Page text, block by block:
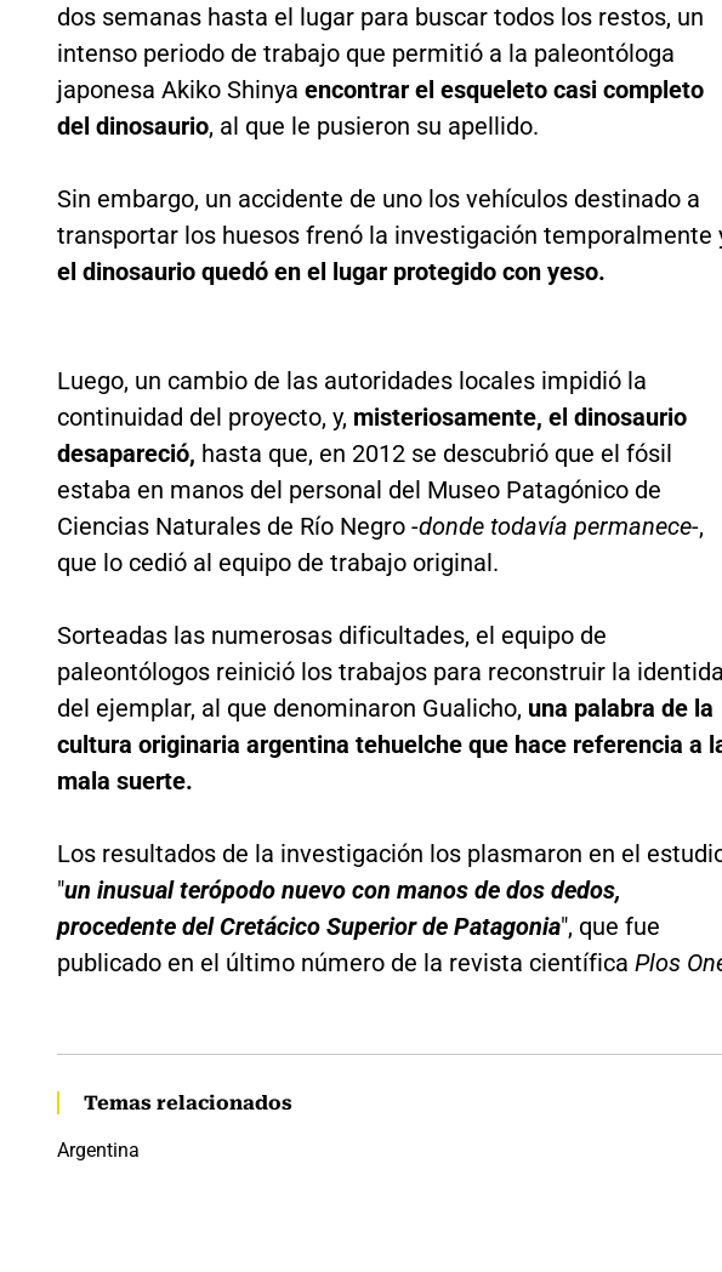
dos semanas hasta el lugar para buscar todos los restos, un
intenso periodo de trabajo que permitió a la paleontóloga
japonesa Akiko Shinya encontrar el esqueleto casi completo
del dinosaurio, al que le pusieron su apellido.
Sin embargo, un accidente de uno los vehículos destinado a
transportar los huesos frenó la investigación temporalmente
el dinosaurio quedó en el lugar protegido con yeso.
Luego, un cambio de las autoridades locales impidió la
continuidad del proyecto, y, misteriosamente, el dinosaurio
desapareció, hasta que, en 2012 se descubrió que el fósil
estaba en manos del personal del Museo Patagónico de
Ciencias Naturales de Río Negro -donde todavía permanece-,
que lo cedió al equipo de trabajo original.
Sorteadas las numerosas dificultades, el equipo de
paleontólogos reinició los trabajos para reconstruir la
del ejemplar, al que denominaron Gualicho, una palabra de la
cultura originaria argentina tehuelche que hace referencia a
mala suerte.
Los resultados de la investigación los plasmaron en el
"un inusual terópodo nuevo con manos de dos dedos,
procedente del Cretácico Superior de Patagonia", que fue
publicado en el último número de la revista científica Plos
Temas relacionados
Argentina